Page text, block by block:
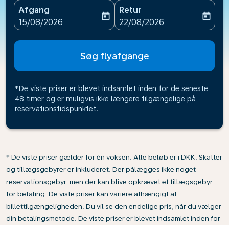
Afgang
fc-booking-departure-date-aria-label
15/08/2026
today
Retur
fc-booking-return-date-
22/08/2026
today
Søg flyafgange
*De viste priser er blevet indsamlet inden for de seneste
48 timer og er muligvis ikke længere tilgængelige på
reservationstidspunktet.
* De viste priser gælder for én voksen. Alle beløb er i DKK. Skatter
og tillægsgebyrer er inkluderet. Der pålægges ikke noget
reservationsgebyr, men der kan blive opkrævet et tillægsgebyr
for betaling. De viste priser kan variere afhængigt af
billettilgængeligheden. Du vil se den endelige pris, når du vælger
din betalingsmetode. De viste priser er blevet indsamlet inden for